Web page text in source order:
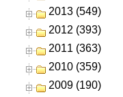
2013 (549)
2012 (393)
2011 (363)
2010 (359)
2009 (190)